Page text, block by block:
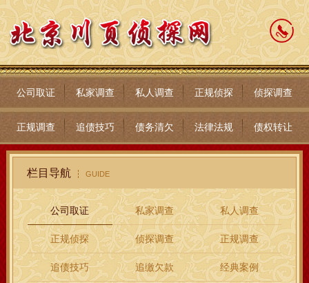
公司取证 私家调查 私人调查 正规侦探 侦探调查
正规调查 追债技巧 债务清欠 法律法规 债权转让
栏目导航 GUIDE
公司取证 私家调查 私人调查
正规侦探 侦探调查 正规调查
追债技巧 追缴欠款 经典案例